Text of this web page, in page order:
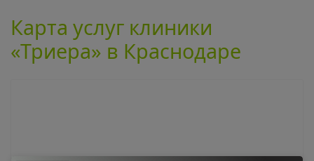
Карта услуг клиники
«Триера» в Краснодаре